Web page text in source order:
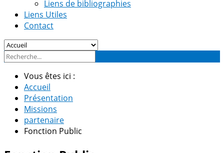
Liens de bibliographies
Liens Utiles
Contact
Vous êtes ici :
Accueil
Présentation
Missions
partenaire
Fonction Public